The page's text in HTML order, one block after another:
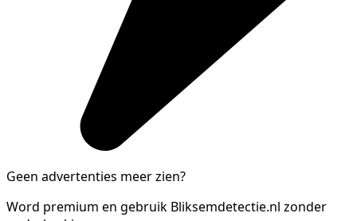
Geen advertenties meer zien?
Word premium en gebruik Bliksemdetectie.nl zonder